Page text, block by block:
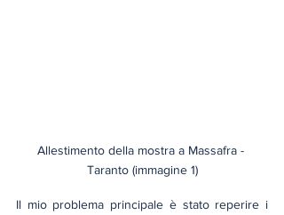
Allestimento della mostra a Massafra -
Taranto (immagine 1)
Il mio problema principale è stato reperire i